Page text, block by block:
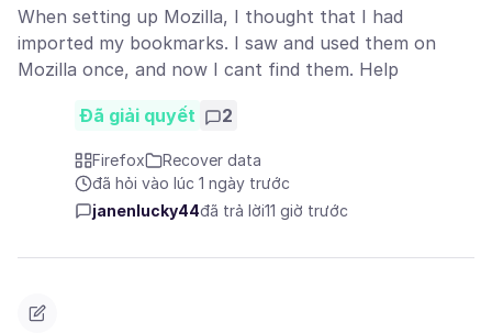
When setting up Mozilla, I thought that I had
imported my bookmarks. I saw and used them on
Mozilla once, and now I cant find them. Help
Đã giải quyết 2
Firefox
Recover data
đã hỏi vào lúc 1 ngày trước
janenlucky44đã trả lời11 giờ trước